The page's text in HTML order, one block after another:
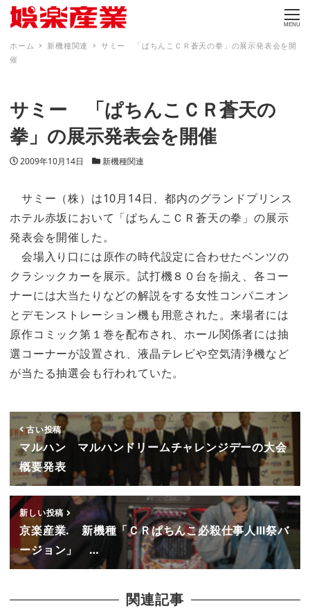
MENU
ホーム 新機種関連
サミー 「ぱちんこＣＲ蒼天の拳」の展示発表会を開
催
サミー 「ぱちんこＣＲ蒼天の
拳」の展示発表会を開催
投稿日
2009年10月14日 カテゴリー
新機種関連
サミー（株）は10月14日、都内のグランドプリンス
ホテル赤坂において「ぱちんこＣＲ蒼天の拳」の展示
発表会を開催した。
会場入り口には原作の時代設定に合わせたベンツの
クラシックカーを展示。試打機８０台を揃え、各コー
ナーには大当たりなどの解説をする女性コンパニオン
とデモンストレーション機も用意された。来場者には
原作コミック第１巻を配布され、ホール関係者には抽
選コーナーが設置され、液晶テレビや空気清浄機など
が当たる抽選会も行われていた。
古い投稿
マルハン マルハンドリームチャレンジデーの大会
概要発表
新しい投稿
京楽産業. 新機種「ＣＲぱちんこ必殺仕事人Ⅲ祭バ
ージョン」 …
関連記事